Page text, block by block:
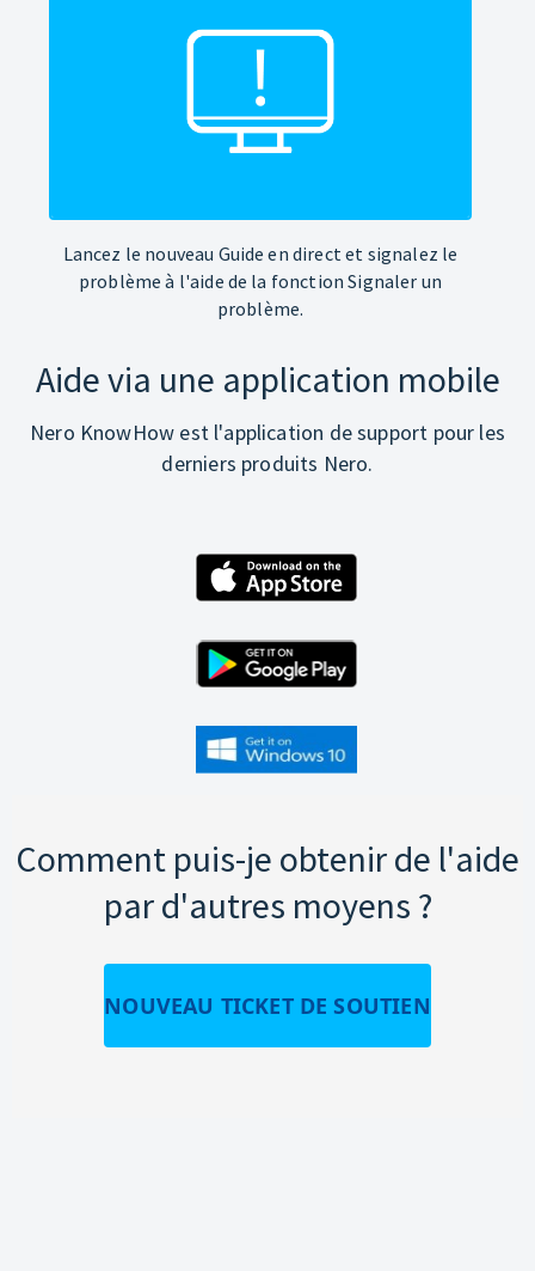
Lancez le nouveau Guide en direct et signalez le
problème à l'aide de la fonction Signaler un
problème.
Aide via une application mobile
Nero KnowHow est l'application de support pour les
derniers produits Nero.
Comment puis-je obtenir de l'aide
par d'autres moyens ?
NOUVEAU TICKET DE SOUTIEN